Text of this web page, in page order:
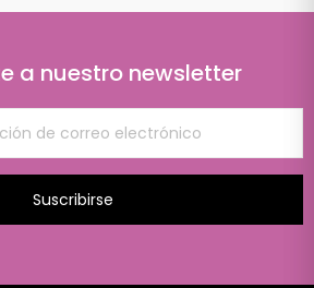
a nuestro newsletter
Suscribirse